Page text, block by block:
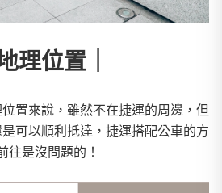
理位置｜
置來說，雖然不在捷運的周邊，但
可以順利抵達，捷運搭配公車的方
往是沒問題的！